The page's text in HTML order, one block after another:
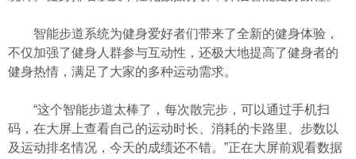
智能步道系统为健身爱好者们带来了全新的健身体验，
不仅加强了健身人群参与互动性，还极大地提高了健身者的
健身热情，满足了大家的多种运动需求。
“这个智能步道太棒了，每次散完步，可以通过手机扫
码，在大屏上查看自己的运动时长、消耗的卡路里、步数以
及运动排名情况，今天的成绩还不错。”正在大屏前观看数据